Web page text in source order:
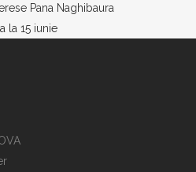
Pana Naghibaura
la 15 iunie